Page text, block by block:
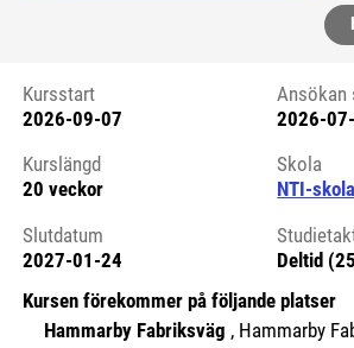
Kursstart 6064632
Kursstart
2026-09-07
Ansökan
2026-
Kurslängd
20 veckor
Skola
NTI-
Slutdatum
2027-01-24
Deltid
Kursen förekommer på följande platser
Hammarby Fabriksväg , Hammarby